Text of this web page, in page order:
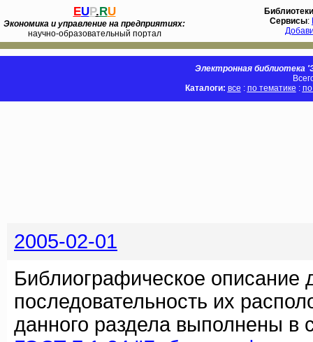
EUP.RU
Экономика и управление на предприятиях:
научно-образовательный портал
Библиотеки
Сервисы:
Электронная библиотека
Каталоги: все : по тематике :
2005-02-01
Библиографическое описание
последовательность их
данного раздела выполнены в